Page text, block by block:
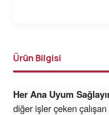
Ürün Bilgisi
Her Ana Uyum
diğer işler çeken